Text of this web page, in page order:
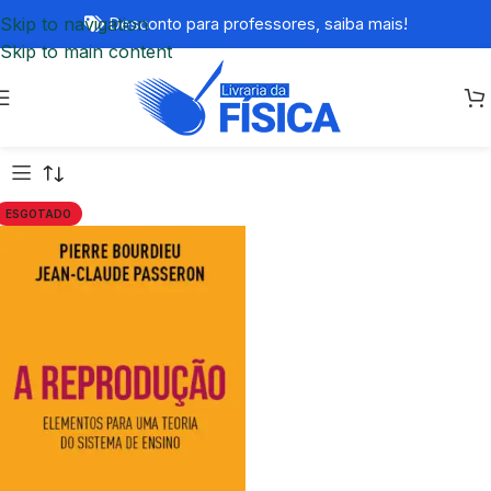
Skip to navigation
Skip to main content
Desconto para professores, saiba mais!
ESGOTADO